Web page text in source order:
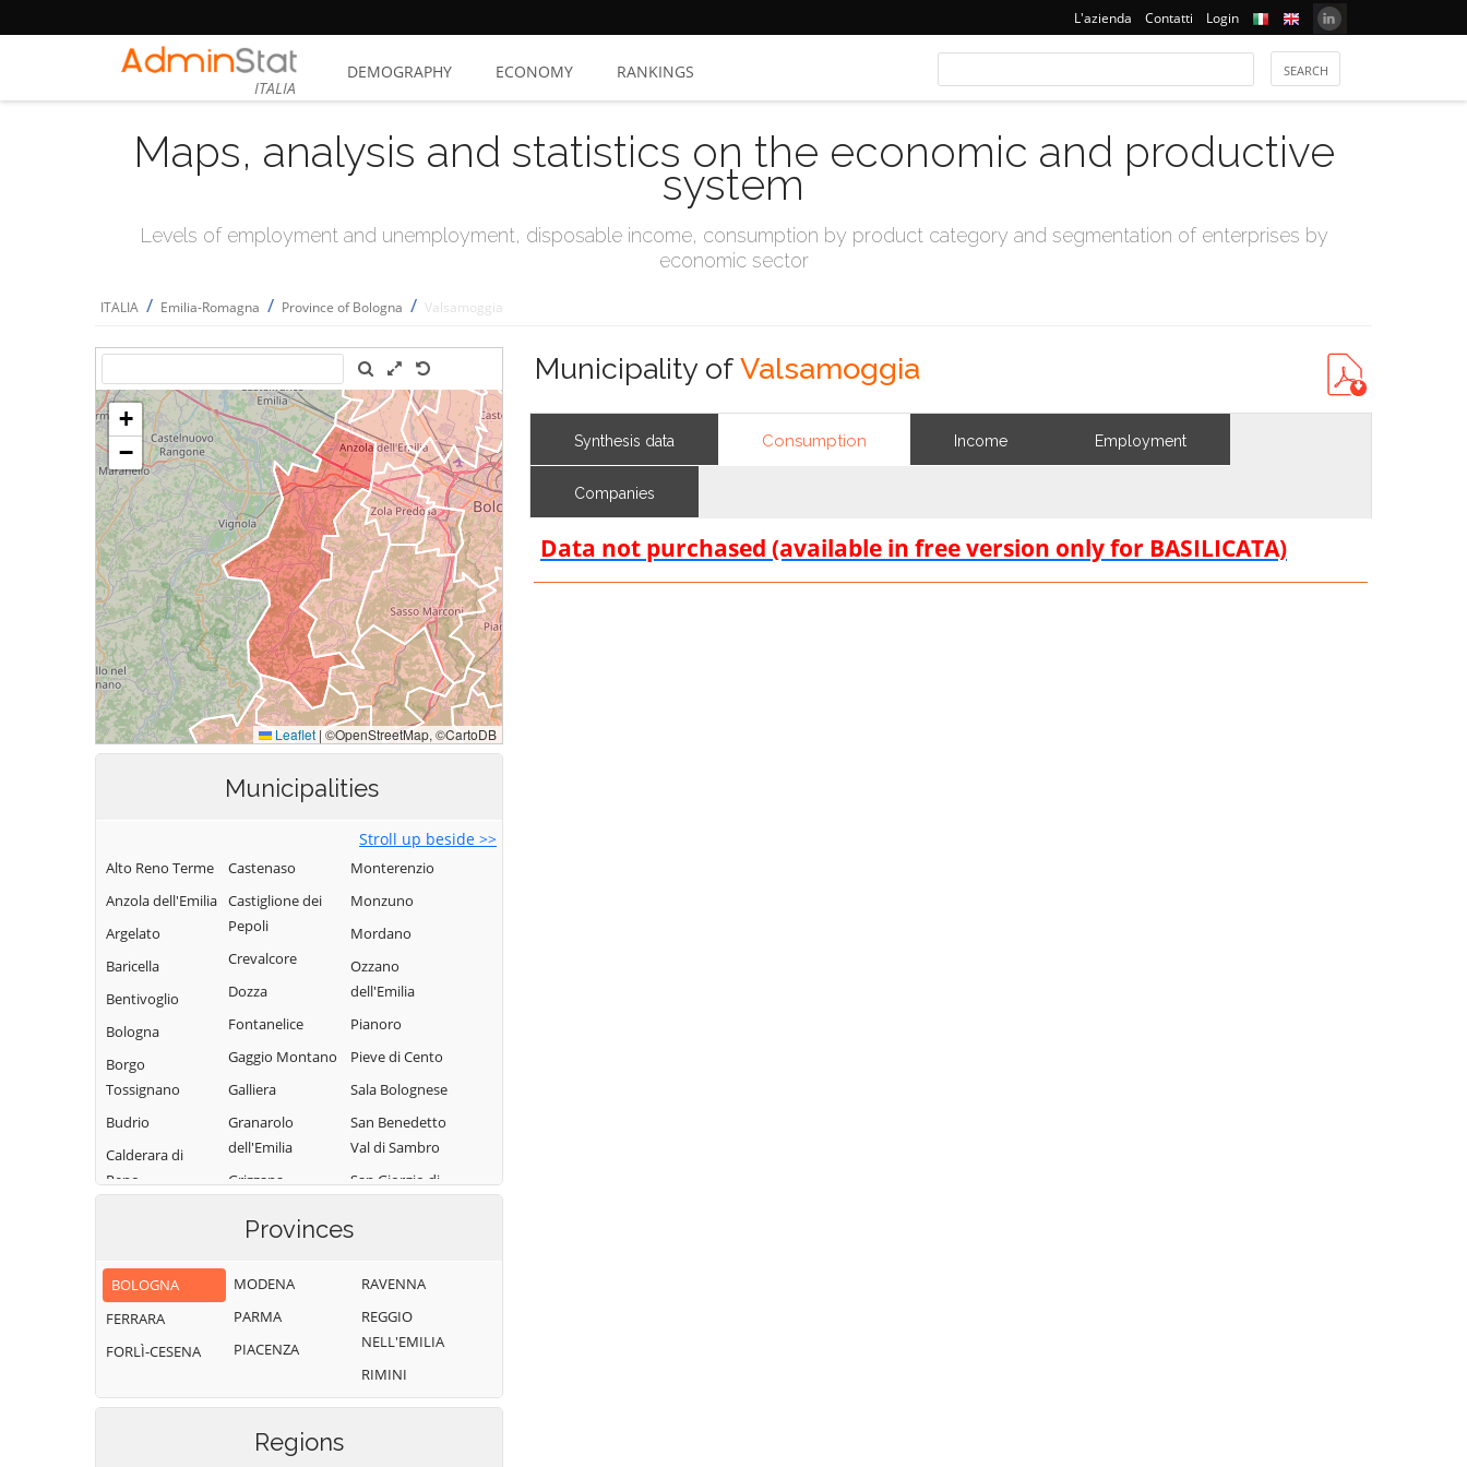
L'azienda Contatti Login
ITALIA
DEMOGRAPHY ECONOMY RANKINGS
Maps, analysis and statistics on the economic and productive
system
Levels of employment and unemployment, disposable income, consumption by product category and segmentation of enterprises by
economic sector
ITALIA / Emilia-Romagna / Province of Bologna / Valsamoggia
Municipalities
Stroll up beside >>
Alto Reno Terme
Anzola dell'Emilia
Argelato
Baricella
Bentivoglio
Bologna
Borgo
Tossignano
Budrio
Calderara di
Reno
Reno
Casalfiumanese
Castel di Casio
Castenaso
Castiglione dei
Pepoli
Crevalcore
Dozza
Fontanelice
Gaggio Montano
Galliera
Granarolo
dell'Emilia
Grizzana
Imola
Belvedere
Loiano
Malalbergo
Marzabotto
Minerbio
Monterenzio
Monzuno
Mordano
Ozzano
dell'Emilia
Pianoro
Pieve di Cento
Sala Bolognese
San Benedetto
Val di Sambro
San Giorgio di
San Giovanni in
San Lazzaro di
Savena
San Pietro in
Casale
Sant'Agata
Provinces
BOLOGNA
FERRARA
FORLÌ-CESENA
MODENA
PARMA
PIACENZA
RAVENNA
REGGIO
NELL'EMILIA
RIMINI
Regions
Municipality ofValsamoggia
Synthesis data Consumption Income Employment
Companies
Data not purchased (available in free version only for BASILICATA)